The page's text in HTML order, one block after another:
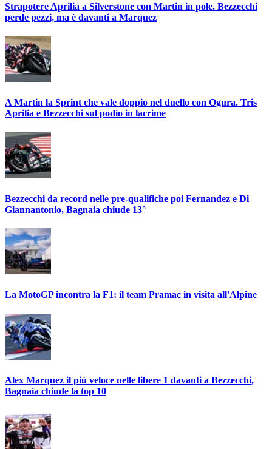
Strapotere Aprilia a Silverstone con Martin in pole. Bezzecchi
perde pezzi, ma è davanti a Marquez
A Martin la Sprint che vale doppio nel duello con Ogura. Tris
Aprilia e Bezzecchi sul podio in lacrime
Bezzecchi da record nelle pre-qualifiche poi Fernandez e Di
Giannantonio, Bagnaia chiude 13°
La MotoGP incontra la F1: il team Pramac in visita all'Alpine
Alex Marquez il più veloce nelle libere 1 davanti a Bezzecchi,
Bagnaia chiude la top 10